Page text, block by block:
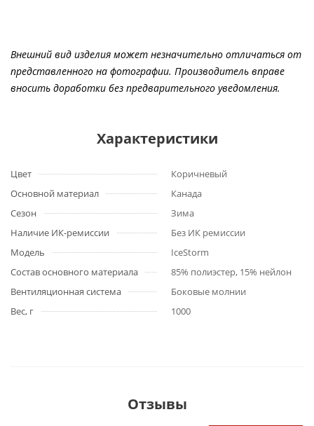
Внешний вид изделия может незначительно отличаться от
представленного на фотографии. Производитель вправе
вносить доработки без предварительного уведомления.
Характеристики
Цвет
Коричневый
Основной материал
Канада
Сезон
Зима
Наличие ИК-ремиссии
Без ИК ремиссии
Модель
IceStorm
Состав основного материала
85% полиэстер, 15% нейлон
Вентиляционная система
Боковые молнии
Вес, г
1000
Отзывы